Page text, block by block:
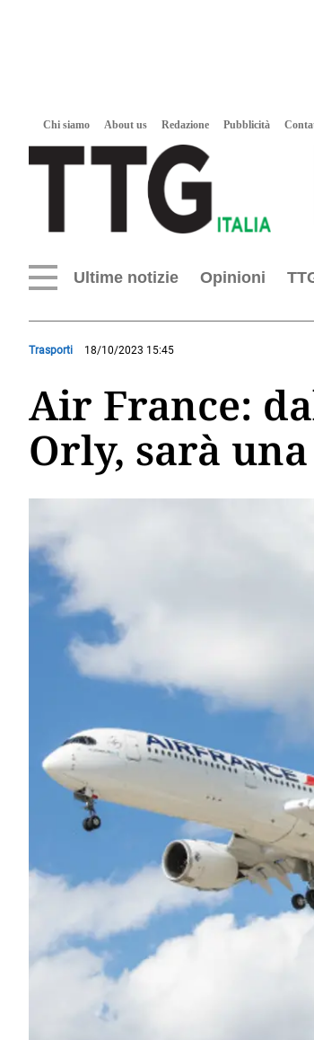
Chi siamo About us Redazione Pubblicità
Ultime notizie Opinioni
Trasporti 18/10/2023 15:45
Air France:
Orly, sarà